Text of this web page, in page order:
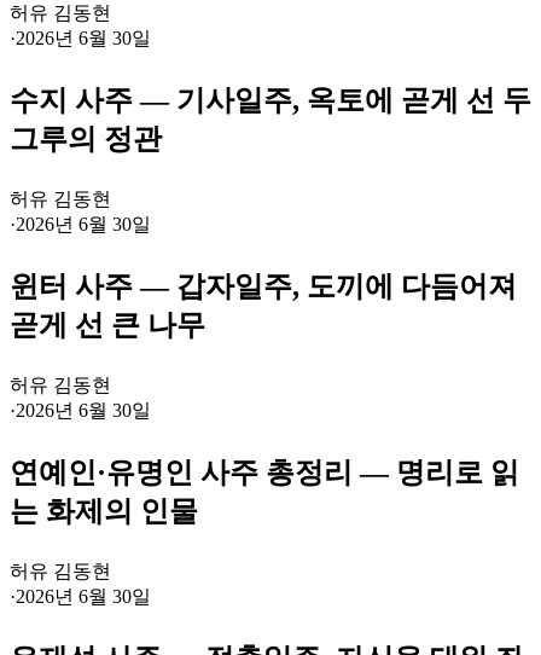
허유 김동현
·2026년 6월 30일
수지 사주 — 기사일주, 옥토에 곧게 선 두
그루의 정관
허유 김동현
·2026년 6월 30일
윈터 사주 — 갑자일주, 도끼에 다듬어져
곧게 선 큰 나무
허유 김동현
·2026년 6월 30일
연예인·유명인 사주 총정리 — 명리로 읽
는 화제의 인물
허유 김동현
·2026년 6월 30일